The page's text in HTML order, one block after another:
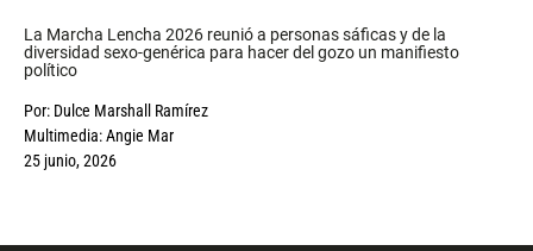
La Marcha Lencha 2026 reunió a personas sáficas y de la
diversidad sexo-genérica para hacer del gozo un manifiesto
político
Por: Dulce Marshall Ramírez
Multimedia:Angie Mar
25 junio, 2026